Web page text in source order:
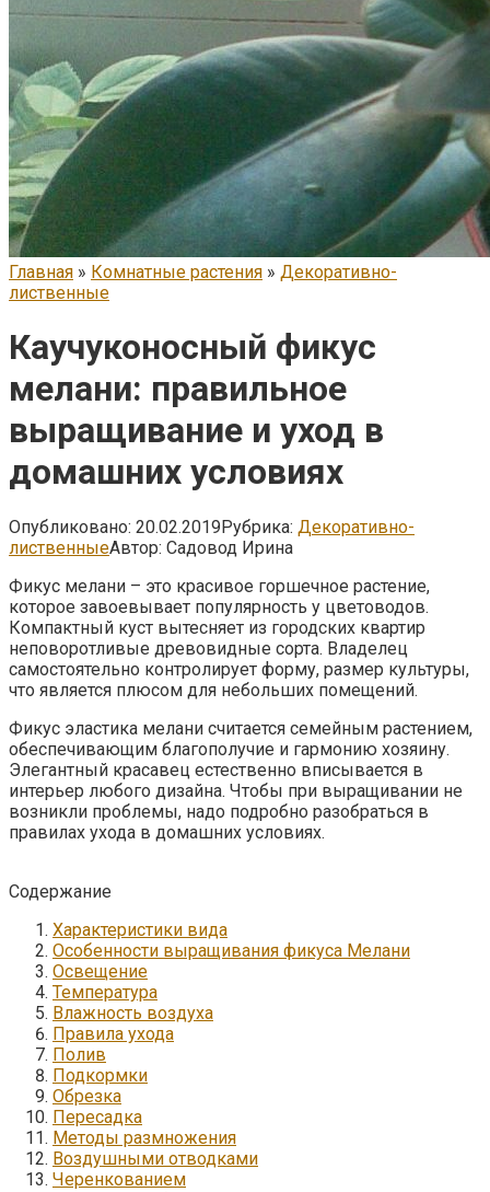
Главная » Комнатные растения » Декоративно-
лиственные
Каучуконосный фикус
мелани: правильное
выращивание и уход в
домашних условиях
Опубликовано: 20.02.2019Рубрика: Декоративно-
лиственныеАвтор: Садовод Ирина
Фикус мелани – это красивое горшечное растение,
которое завоевывает популярность у цветоводов.
Компактный куст вытесняет из городских квартир
неповоротливые древовидные сорта. Владелец
самостоятельно контролирует форму, размер культуры,
что является плюсом для небольших помещений.
Фикус эластика мелани считается семейным растением,
обеспечивающим благополучие и гармонию хозяину.
Элегантный красавец естественно вписывается в
интерьер любого дизайна. Чтобы при выращивании не
возникли проблемы, надо подробно разобраться в
правилах ухода в домашних условиях.
Содержание
Характеристики вида
Особенности выращивания фикуса Мелани
Освещение
Температура
Влажность воздуха
Правила ухода
Полив
Подкормки
Обрезка
Пересадка
Методы размножения
Воздушными отводками
Черенкованием